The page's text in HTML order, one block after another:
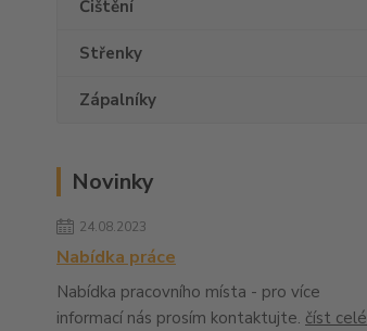
Čištění
Střenky
Zápalníky
Novinky
24.08.2023
Nabídka práce
Nabídka pracovního místa - pro více
informací nás prosím kontaktujte. číst celé